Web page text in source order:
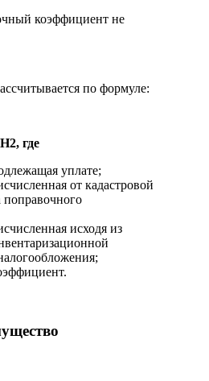
коэффициент не
по формуле:
где
уплате;
от кадастровой
поправочного
исходя из